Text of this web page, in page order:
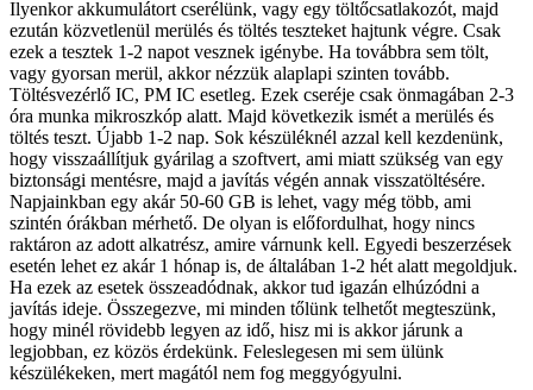
Ilyenkor akkumulátort cserélünk, vagy egy töltőcsatlakozót, majd
ezután közvetlenül merülés és töltés teszteket hajtunk végre. Csak
ezek a tesztek 1-2 napot vesznek igénybe. Ha továbbra sem tölt,
vagy gyorsan merül, akkor nézzük alaplapi szinten tovább.
Töltésvezérlő IC, PM IC esetleg. Ezek cseréje csak önmagában 2-3
óra munka mikroszkóp alatt. Majd következik ismét a merülés és
töltés teszt. Újabb 1-2 nap. Sok készüléknél azzal kell kezdenünk,
hogy visszaállítjuk gyárilag a szoftvert, ami miatt szükség van egy
biztonsági mentésre, majd a javítás végén annak visszatöltésére.
Napjainkban egy akár 50-60 GB is lehet, vagy még több, ami
szintén órákban mérhető. De olyan is előfordulhat, hogy nincs
raktáron az adott alkatrész, amire várnunk kell. Egyedi beszerzések
esetén lehet ez akár 1 hónap is, de általában 1-2 hét alatt megoldjuk.
Ha ezek az esetek összeadódnak, akkor tud igazán elhúzódni a
javítás ideje. Összegezve, mi minden tőlünk telhetőt megteszünk,
hogy minél rövidebb legyen az idő, hisz mi is akkor járunk a
legjobban, ez közös érdekünk. Feleslegesen mi sem ülünk
készülékeken, mert magától nem fog meggyógyulni.